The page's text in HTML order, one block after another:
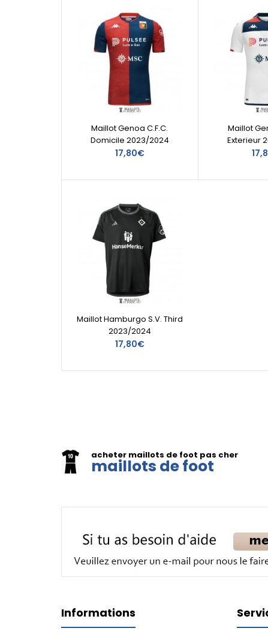
Maillot Genoa C.F.C.
Domicile 2023/2024
17,80€
Maillot
Exterieur
Maillot Hamburgo S.V. Third
2023/2024
17,80€
acheter maillots de foot pas cher
maillots de foot
Informations